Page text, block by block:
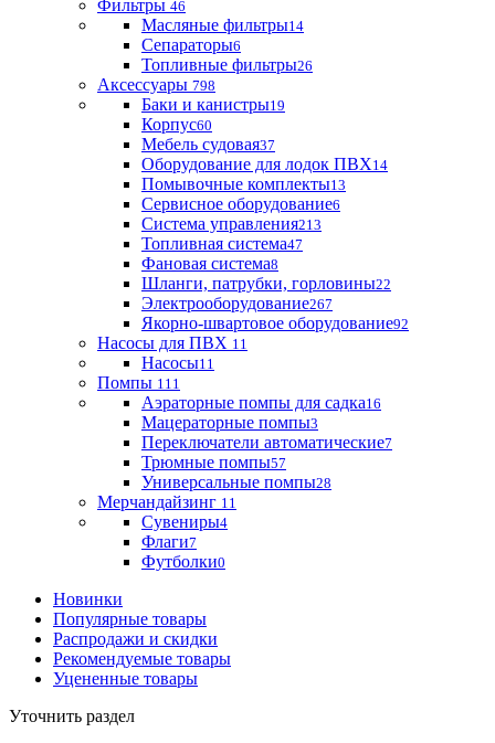
Фильтры 46
Масляные фильтры14
Сепараторы6
Топливные фильтры26
Аксессуары 798
Баки и канистры19
Корпус60
Мебель судовая37
Оборудование для лодок ПВХ14
Помывочные комплекты13
Сервисное оборудование6
Система управления213
Топливная система47
Фановая система8
Шланги, патрубки, горловины22
Электрооборудование267
Якорно-швартовое оборудование92
Насосы для ПВХ 11
Насосы11
Помпы 111
Аэраторные помпы для садка16
Мацераторные помпы3
Переключатели автоматические7
Трюмные помпы57
Универсальные помпы28
Мерчандайзинг 11
Сувениры4
Флаги7
Футболки0
Новинки
Популярные товары
Распродажи и скидки
Рекомендуемые товары
Уцененные товары
Уточнить раздел